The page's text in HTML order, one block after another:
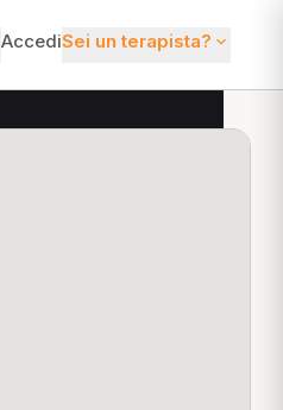
AccediSei un terapista?